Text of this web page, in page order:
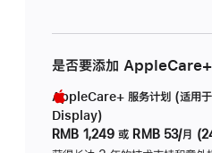
是否要添加 AppleCare+
AppleCare+ 服务计划 (适用
Display)
RMB 1,249 或 RMB 53/月